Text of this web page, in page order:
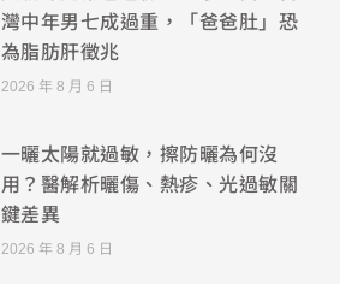
灣中年男七成過重，「爸爸肚」恐
為脂肪肝徵兆
2026 年 8 月 6 日
一曬太陽就過敏，擦防曬為何沒
用？醫解析曬傷、熱疹、光過敏關
鍵差異
2026 年 8 月 6 日